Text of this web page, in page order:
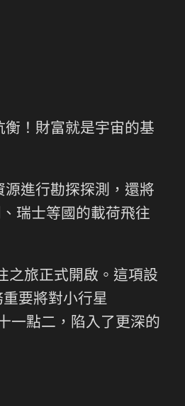
衡！財富就是宇宙的基
源進行勘探探測，還將
瑞士等國的載荷飛往
之旅正式開啟。這項設
要將對小行星
一點二，陷入了更深的